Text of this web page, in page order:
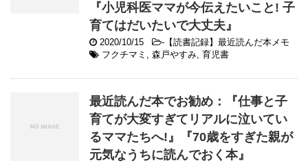
『小児科医ママが今伝えたいこと! 子
育てはだいたいで大丈夫』
2020/10/15 - 【読書記録】最近読んだ本メモ
フクチマミ , 森戸やすみ, 育児書
最近読んだ本でお勧め：『仕事と子
育てが大変すぎてリアルに泣いてい
るママたちへ!』『70歳をすぎた親が
元気なうちに読んでおく本』